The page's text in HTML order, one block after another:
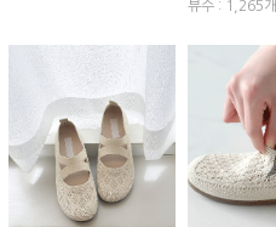
뷰수 : 1,265개